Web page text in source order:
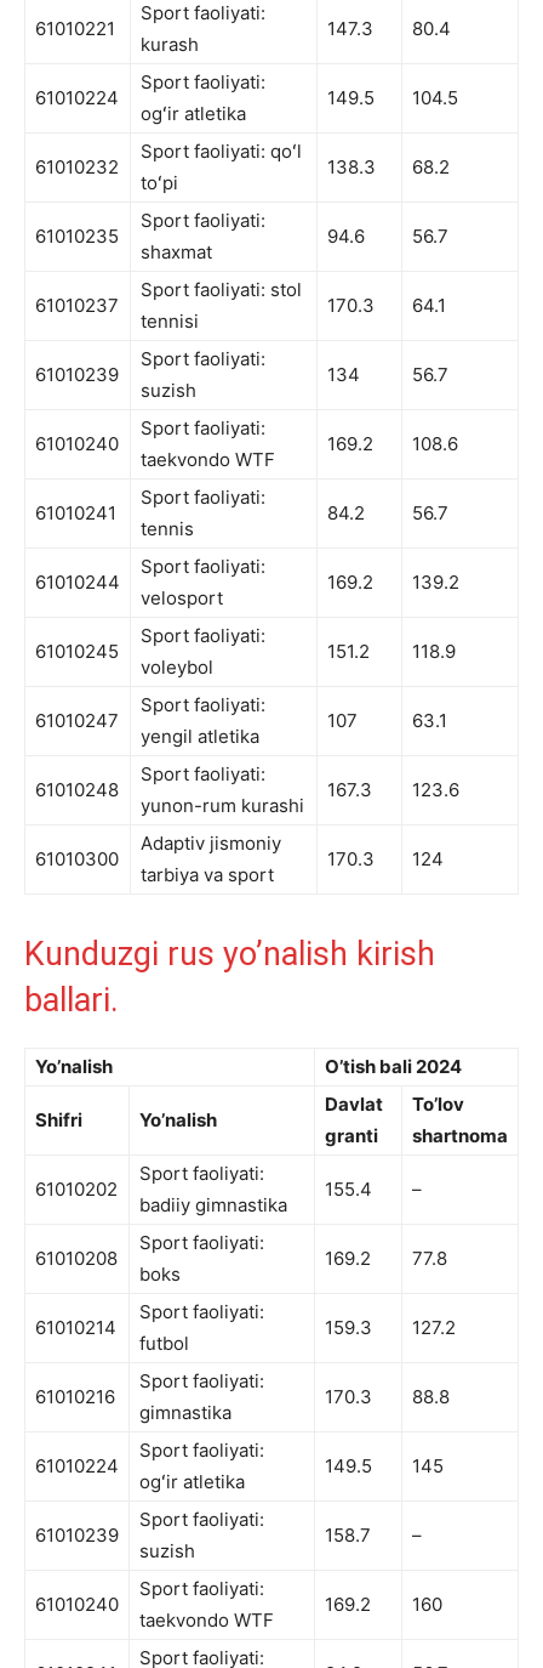
61010221
Sport faoliyati:
kurash
147.3 80.4
61010224
Sport faoliyati:
ogʻir atletika
149.5 104.5
61010232
Sport faoliyati: qoʻl
toʻpi
138.3 68.2
61010235
Sport faoliyati:
shaxmat
94.6 56.7
61010237
Sport faoliyati: stol
tennisi
170.3 64.1
61010239
Sport faoliyati:
suzish
134 56.7
61010240
Sport faoliyati:
taekvondo WTF
169.2 108.6
61010241
Sport faoliyati:
tennis
84.2 56.7
61010244
Sport faoliyati:
velosport
169.2 139.2
61010245
Sport faoliyati:
voleybol
151.2 118.9
61010247
Sport faoliyati:
yengil atletika
107 63.1
61010248
Sport faoliyati:
yunon-rum kurashi
167.3 123.6
61010300
Adaptiv jismoniy
tarbiya va sport
170.3 124
Kunduzgi rus yo’nalish kirish
ballari.
Yo’nalish O’tish bali 2024
Shifri Yo’nalish
Davlat
granti
To’lov
shartnoma
61010202
Sport faoliyati:
badiiy gimnastika
155.4 –
61010208
Sport faoliyati:
boks
169.2 77.8
61010214
Sport faoliyati:
futbol
159.3 127.2
61010216
Sport faoliyati:
gimnastika
170.3 88.8
61010224
Sport faoliyati:
ogʻir atletika
149.5 145
61010239
Sport faoliyati:
suzish
158.7 –
61010240
Sport faoliyati:
taekvondo WTF
169.2 160
Sport faoliyati: